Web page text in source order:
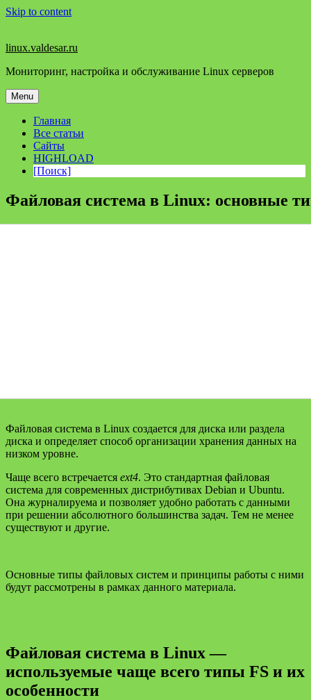
Skip to content
linux.valdesar.ru
Мониторинг, настройка и обслуживание Linux серверов
Menu
Главная
Все статьи
Сайты
HIGHLOAD
[Поиск]
Файловая система в Linux: основные
Файловая система в Linux создается для диска или раздела
диска и определяет способ организации хранения данных на
низком уровне.
Чаще всего встречается ext4. Это стандартная файловая
система для современных дистрибутивах Debian и Ubuntu.
Она журналируема и позволяет удобно работать с данными
при решении абсолютного большинства задач. Тем не менее
существуют и другие.
Основные типы файловых систем и принципы работы с ними
будут рассмотрены в рамках данного материала.
Файловая система в Linux —
используемые чаще всего типы FS и их
особенности